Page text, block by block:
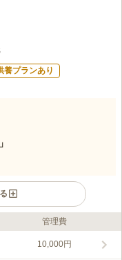
養プランあり
される浄土宗の寺「一心山
管理費
10,000円